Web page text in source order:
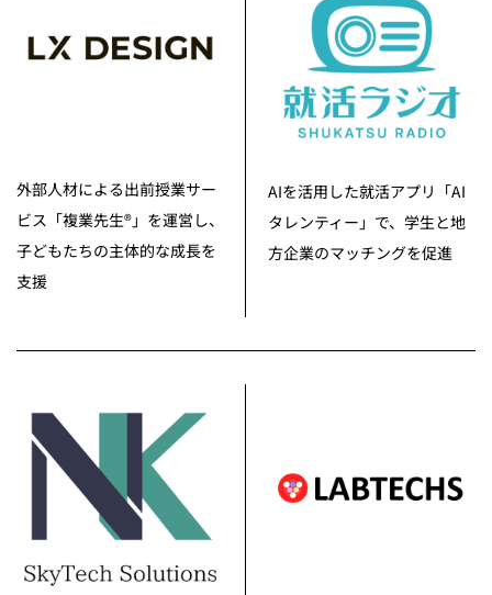
外部人材による出前授業サー
ビス「複業先生®︎」を運営し、
子どもたちの主体的な成長を
支援
AIを活用した就活アプリ「AI
タレンティー」で、学生と地
方企業のマッチングを促進